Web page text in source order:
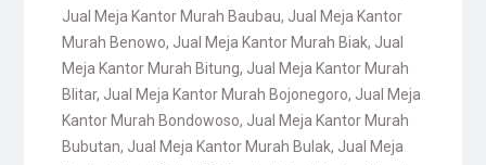
Jual Meja Kantor Murah Baubau, Jual Meja Kantor
Murah Benowo, Jual Meja Kantor Murah Biak, Jual
Meja Kantor Murah Bitung, Jual Meja Kantor Murah
Blitar, Jual Meja Kantor Murah Bojonegoro, Jual Meja
Kantor Murah Bondowoso, Jual Meja Kantor Murah
Bubutan, Jual Meja Kantor Murah Bulak, Jual Meja